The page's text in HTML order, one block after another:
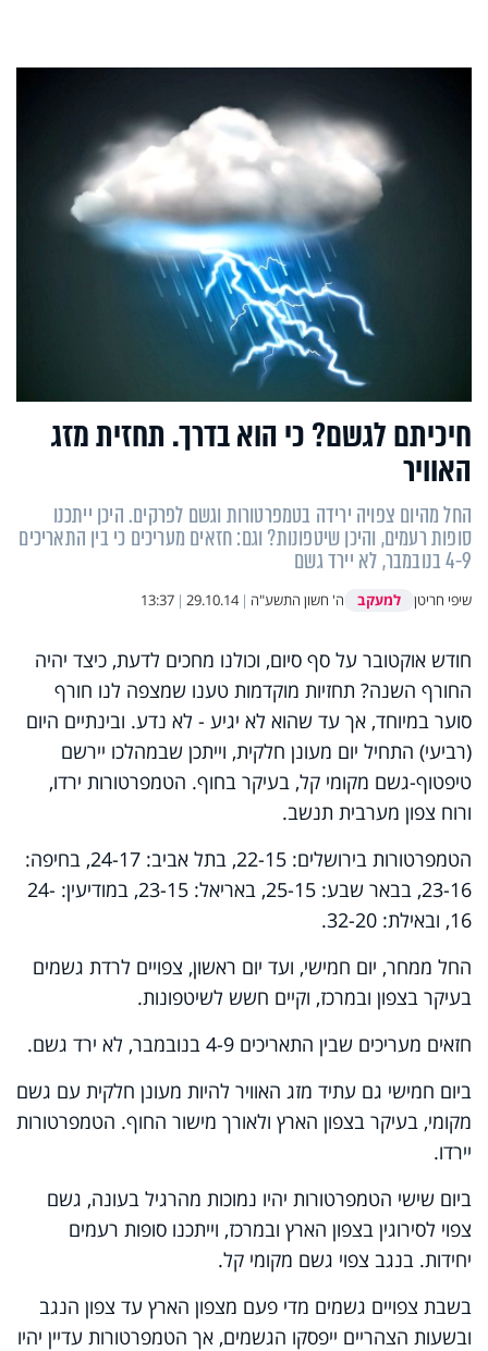
חיכיתם לגשם? כי הוא בדרך. תחזית מזג
האוויר
החל מהיום צפויה ירידה בטמפרטורות וגשם לפרקים. היכן ייתכנו
סופות רעמים, והיכן שיטפונות? וגם: חזאים מעריכים כי בין התאריכים
4-9 בנובמבר, לא יירד גשם
שיפי חריטן למעקב ה' חשון התשע"ה |
29.10.14
|
13:37
חודש אוקטובר על סף סיום, וכולנו מחכים לדעת, כיצד יהיה
החורף השנה? תחזיות מוקדמות טענו שמצפה לנו חורף
סוער במיוחד, אך עד שהוא לא יגיע - לא נדע. ובינתיים היום
(רביעי) התחיל יום מעונן חלקית, וייתכן שבמהלכו יירשם
טיפטוף-גשם מקומי קל, בעיקר בחוף. הטמפרטורות ירדו,
ורוח צפון מערבית תנשב.
הטמפרטורות בירושלים: 22-15, בתל אביב: 24-17, בחיפה:
23-16, בבאר שבע: 25-15, באריאל: 23-15, במודיעין: 24-
16, ובאילת: 32-20.
החל ממחר, יום חמישי, ועד יום ראשון, צפויים לרדת גשמים
בעיקר בצפון ובמרכז, וקיים חשש לשיטפונות.
חזאים מעריכים שבין התאריכים 4-9 בנובמבר, לא ירד גשם.
ביום חמישי גם עתיד מזג האוויר להיות מעונן חלקית עם גשם
מקומי, בעיקר בצפון הארץ ולאורך מישור החוף. הטמפרטורות
יירדו.
ביום שישי הטמפרטורות יהיו נמוכות מהרגיל בעונה, גשם
צפוי לסירוגין בצפון הארץ ובמרכז, וייתכנו סופות רעמים
יחידות. בנגב צפוי גשם מקומי קל.
בשבת צפויים גשמים מדי פעם מצפון הארץ עד צפון הנגב
ובשעות הצהריים ייפסקו הגשמים, אך הטמפרטורות עדיין יהיו